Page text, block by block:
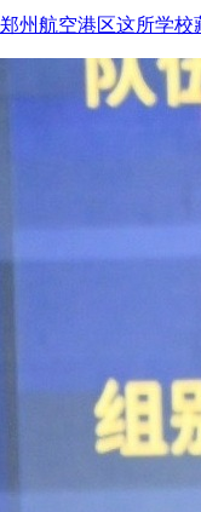
州航空港区这所学校